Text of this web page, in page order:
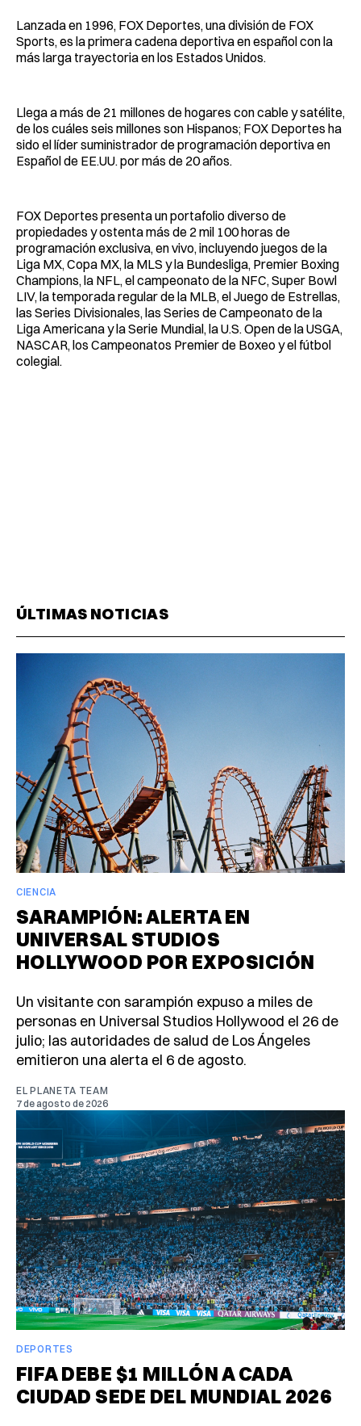
Lanzada en 1996, FOX Deportes, una división de FOX
Sports, es la primera cadena deportiva en español con la
más larga trayectoria en los Estados Unidos.
Llega a más de 21 millones de hogares con cable y satélite,
de los cuáles seis millones son Hispanos; FOX Deportes ha
sido el líder suministrador de programación deportiva en
Español de EE.UU. por más de 20 años.
FOX Deportes presenta un portafolio diverso de
propiedades y ostenta más de 2 mil 100 horas de
programación exclusiva, en vivo, incluyendo juegos de la
Liga MX, Copa MX, la MLS y la Bundesliga, Premier Boxing
Champions, la NFL, el campeonato de la NFC, Super Bowl
LIV, la temporada regular de la MLB, el Juego de Estrellas,
las Series Divisionales, las Series de Campeonato de la
Liga Americana y la Serie Mundial, la U.S. Open de la USGA,
NASCAR, los Campeonatos Premier de Boxeo y el fútbol
colegial.
ÚLTIMAS NOTICIAS
CIENCIA
SARAMPIÓN: ALERTA EN
UNIVERSAL STUDIOS
HOLLYWOOD POR EXPOSICIÓN
Un visitante con sarampión expuso a miles de
personas en Universal Studios Hollywood el 26 de
julio; las autoridades de salud de Los Ángeles
emitieron una alerta el 6 de agosto.
EL PLANETA TEAM
7 de agosto de 2026
DEPORTES
FIFA DEBE $1 MILLÓN A CADA
CIUDAD SEDE DEL MUNDIAL 2026